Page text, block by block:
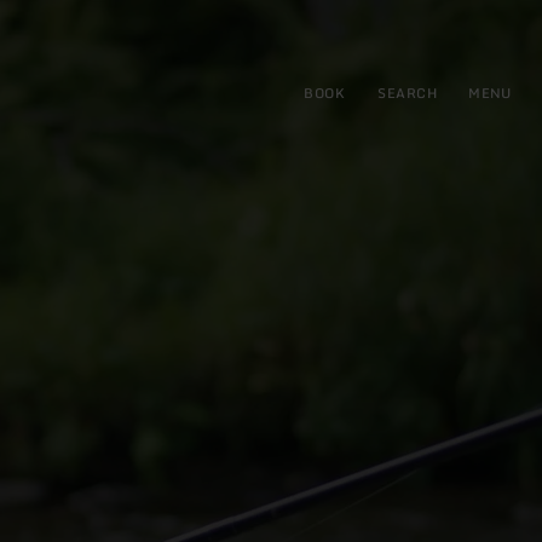
BOOK SEARCH MENU